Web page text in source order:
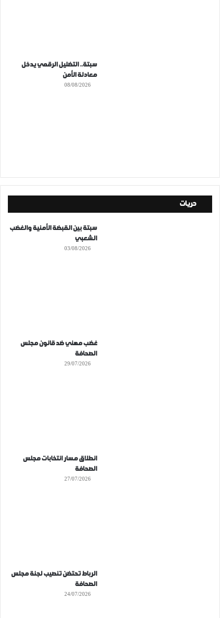
سبتة.. التضليل الرقمي يدخل
معادلة الأمن
08/08/2026
حريات
سبتة بين القبضة الأمنية والغضب
الشعبي
03/08/2026
غضب مهني ضد قانون مجلس
الصحافة
29/07/2026
انطلاق مسار انتخابات مجلس
الصحافة
27/07/2026
الرباط تحتضن تنصيب لجنة مجلس
الصحافة
24/07/2026